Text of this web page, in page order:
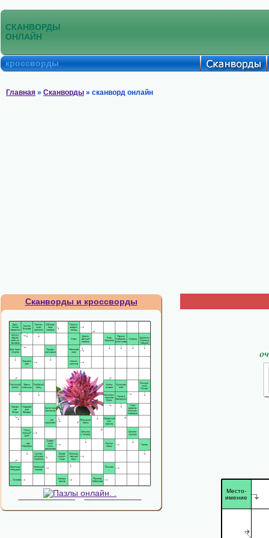
СКАНВОРДЫ
ОНЛАЙН
кроссворды
Главная » Сканворды » сканворд онлайн
Сканворды и кроссворды
Место-
имение